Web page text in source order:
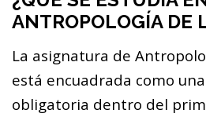
ANTROPOLOGÍA DE
La asignatura de
está encuadrada como
obligatoria dentro del